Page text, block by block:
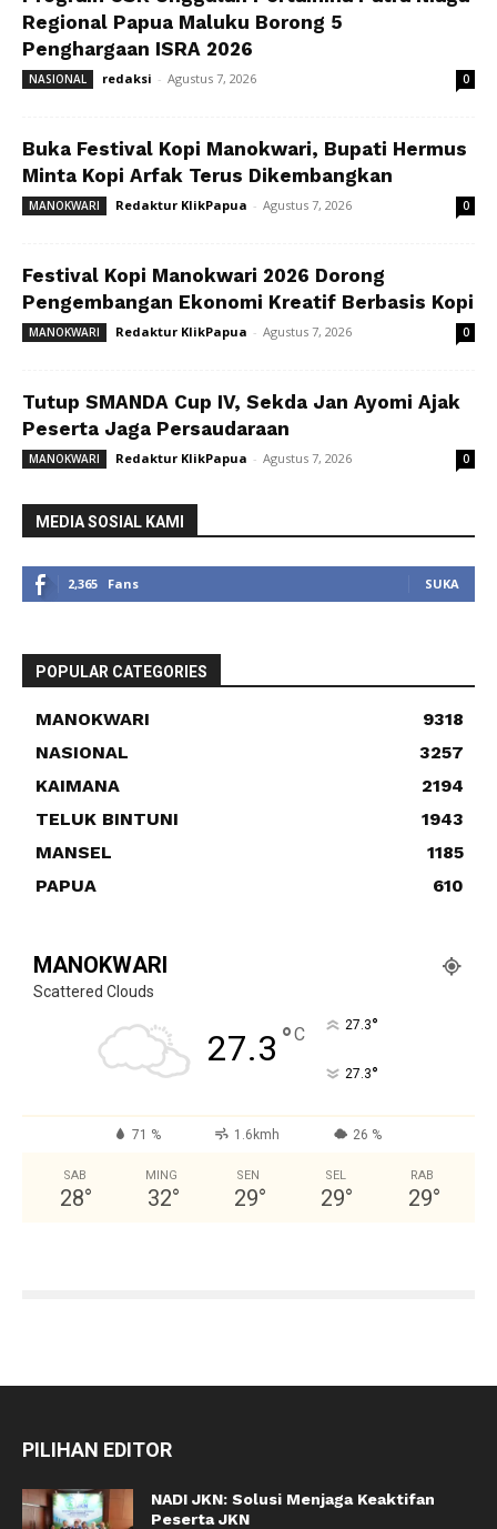
Regional Papua Maluku Borong 5
Penghargaan ISRA 2026
NASIONAL redaksi - Agustus 7, 2026 0
Buka Festival Kopi Manokwari, Bupati Hermus
Minta Kopi Arfak Terus Dikembangkan
MANOKWARI Redaktur KlikPapua - Agustus 7, 2026 0
Festival Kopi Manokwari 2026 Dorong
Pengembangan Ekonomi Kreatif Berbasis Kopi
MANOKWARI Redaktur KlikPapua - Agustus 7, 2026 0
Tutup SMANDA Cup IV, Sekda Jan Ayomi Ajak
Peserta Jaga Persaudaraan
MANOKWARI Redaktur KlikPapua - Agustus 7, 2026 0
MEDIA SOSIAL KAMI
2,365 Fans SUKA
POPULAR CATEGORIES
MANOKWARI
9318
NASIONAL
3257
KAIMANA
2194
TELUK BINTUNI
1943
MANSEL
1185
PAPUA
610
MANOKWARI
Scattered Clouds
27.3 °C 27.3°
27.3°
71 % 1.6kmh 26 %
SAB
28°
MING
32°
SEN
29°
SEL
29°
RAB
29°
PILIHAN EDITOR
NADI JKN: Solusi Menjaga Keaktifan
Peserta JKN